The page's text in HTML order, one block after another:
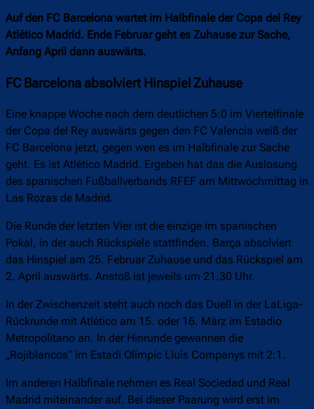
Auf den FC Barcelona wartet im Halbfinale der Copa del Rey
Atlético Madrid. Ende Februar geht es Zuhause zur Sache,
Anfang April dann auswärts.
FC Barcelona absolviert Hinspiel Zuhause
Eine knappe Woche nach dem deutlichen 5:0 im Viertelfinale
der Copa del Rey auswärts gegen den FC Valencia weiß der
FC Barcelona jetzt, gegen wen es im Halbfinale zur Sache
geht. Es ist Atlético Madrid. Ergeben hat das die Auslosung
des spanischen Fußballverbands RFEF am Mittwochmittag in
Las Rozas de Madrid.
Die Runde der letzten Vier ist die einzige im spanischen
Pokal, in der auch Rückspiele stattfinden. Barça absolviert
das Hinspiel am 25. Februar Zuhause und das Rückspiel am
2. April auswärts. Anstoß ist jeweils um 21.30 Uhr.
In der Zwischenzeit steht auch noch das Duell in der LaLiga-
Rückrunde mit Atlético am 15. oder 16. März im Estadio
Metropolitano an. In der Hinrunde gewannen die
„Rojiblancos“ im Estadi Olímpic Lluís Companys mit 2:1.
Im anderen Halbfinale nehmen es Real Sociedad und Real
Madrid miteinander auf. Bei dieser Paarung wird erst im